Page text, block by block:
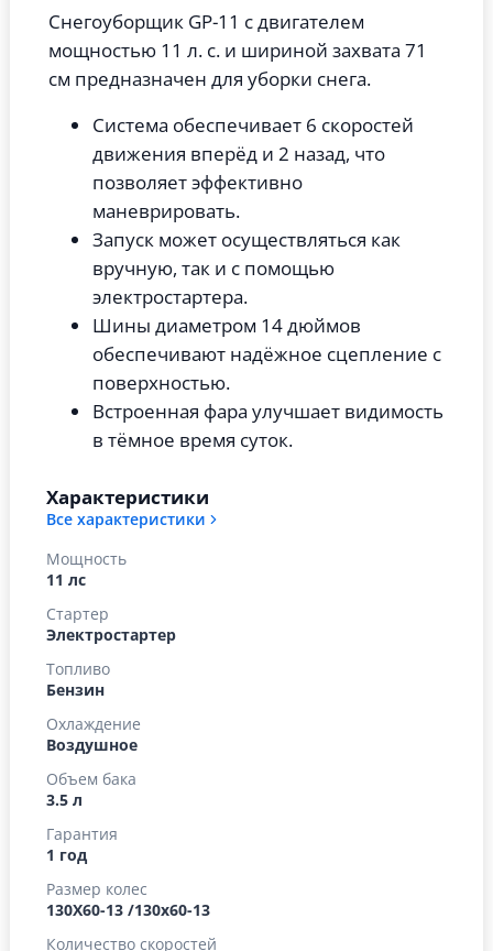
Снегоуборщик GP-11 с двигателем
мощностью 11 л. с. и шириной захвата 71
см предназначен для уборки снега.
Система обеспечивает 6 скоростей
движения вперёд и 2 назад, что
позволяет эффективно
маневрировать.
Запуск может осуществляться как
вручную, так и с помощью
электростартера.
Шины диаметром 14 дюймов
обеспечивают надёжное сцепление с
поверхностью.
Встроенная фара улучшает видимость
в тёмное время суток.
Характеристики
Все характеристики
Мощность
11 лс
Стартер
Электростартер
Топливо
Бензин
Охлаждение
Воздушное
Объем бака
3.5 л
Гарантия
1 год
Размер колес
130Х60-13 /130х60-13
Количество скоростей